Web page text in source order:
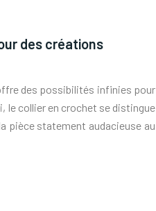
des créations
des possibilités infinies pour
le collier en crochet se distingue
pièce statement audacieuse au